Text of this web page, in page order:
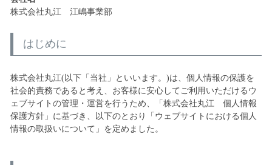
株式会社丸江 江嶋事業部
はじめに
株式会社丸江(以下「当社」といいます。)は、個人情報の保護を
社会的責務であると考え、お客様に安心してご利用いただけるウ
ェブサイトの管理・運営を行うため、「株式会社丸江 個人情報
保護方針」に基づき、以下のとおり「ウェブサイトにおける個人
情報の取扱いについて」を定めました。